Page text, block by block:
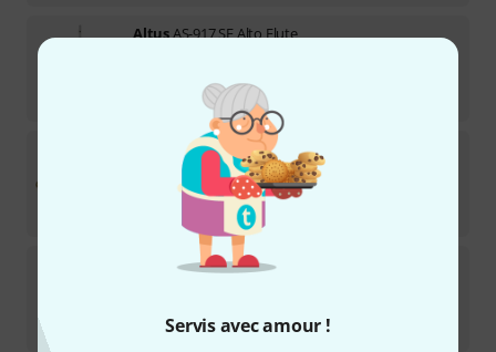
Servis avec amour !
AltusAS-917 SE Alto Flute
YamahaYFL-B441 II Bass Flute
Sur demande
AS-919 SE Alto Flute
9.199€